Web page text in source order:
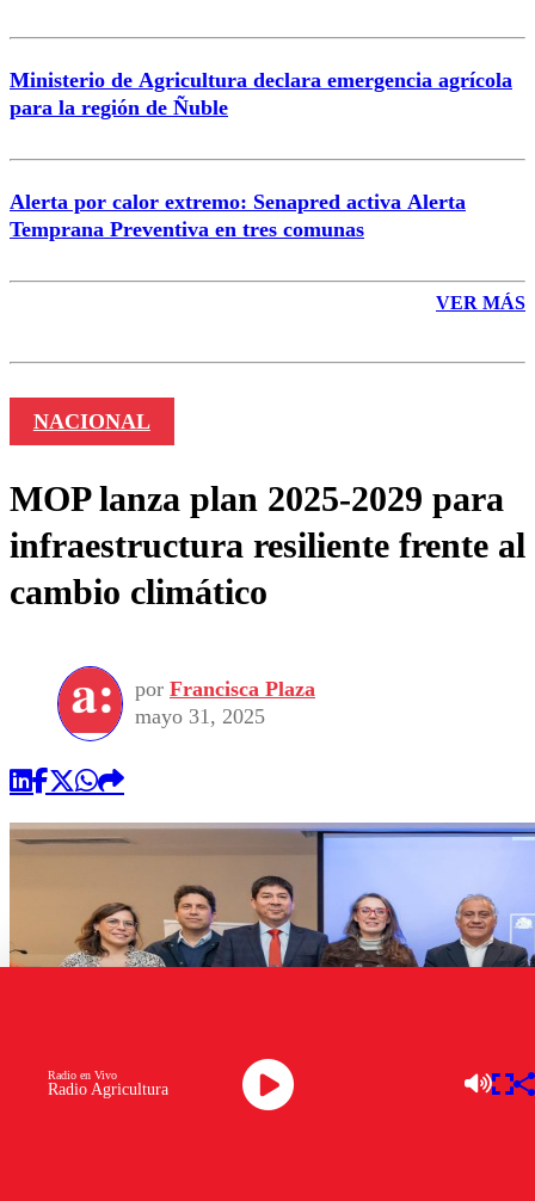
Ministerio de Agricultura declara emergencia agrícola
para la región de Ñuble
Alerta por calor extremo: Senapred activa Alerta
Temprana Preventiva en tres comunas
VER MÁS
NACIONAL
MOP lanza plan 2025-2029 para
infraestructura resiliente frente al
cambio climático
por Francisca Plaza
mayo 31, 2025
Radio Agricultura
Radio en Vivo